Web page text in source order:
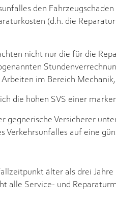
den
(d.h. die
nicht nur die für die
im Bereich
die hohen SVS einer
gegnerische Versicherer
Verkehrsunfalles auf eine
älter als drei Jahre
alle Service- und